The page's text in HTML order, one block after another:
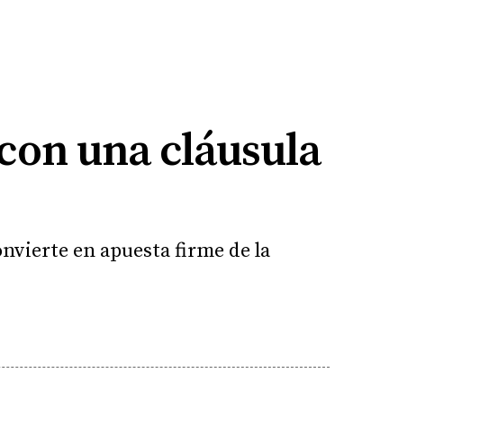
una cláusula
en apuesta firme de la